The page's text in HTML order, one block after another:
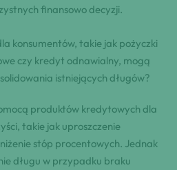
finansowo decyzji.
konsumentów, takie jak pożyczki
czy kredyt odnawialny, mogą
istniejących długów?
produktów kredytowych dla
takie jak uproszczenie
stóp procentowych. Jednak
długu w przypadku braku